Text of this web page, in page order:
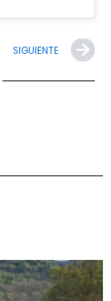
SIGUIENTE